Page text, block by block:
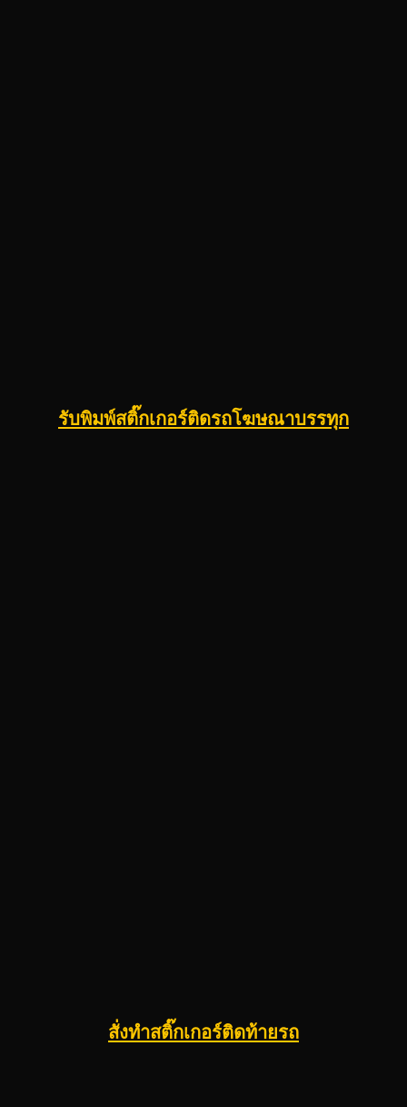
รับพิมพ์สติ๊กเกอร์ติดรถโฆษณาบรรทุก
สั่งทำสติ๊กเกอร์ติดท้ายรถ